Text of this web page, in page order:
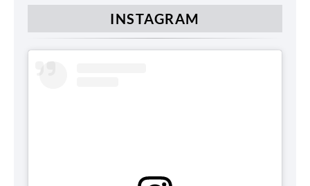
INSTAGRAM